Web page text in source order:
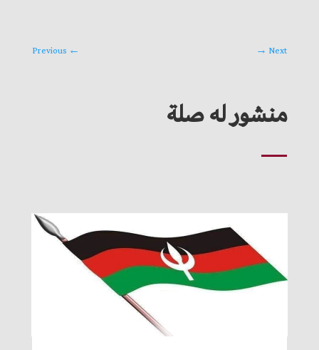
←
Previous Next
→
منشور له صلة